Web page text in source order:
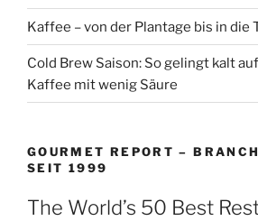
Kaffee – von der Plantage bis in die
Cold Brew Saison: So gelingt kalt
Kaffee mit wenig Säure
GOURMET REPORT –
SEIT 1999
The World’s 50 Best